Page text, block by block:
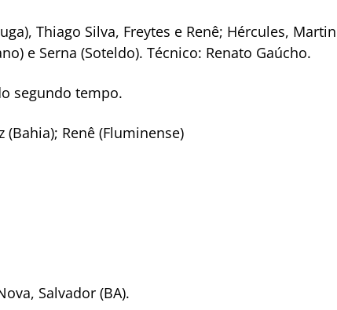
Thiago Silva, Freytes e Renê; Hércules,
e Serna (Soteldo). Técnico: Renato Gaúcho.
segundo tempo.
(Bahia); Renê (Fluminense)
Salvador (BA).